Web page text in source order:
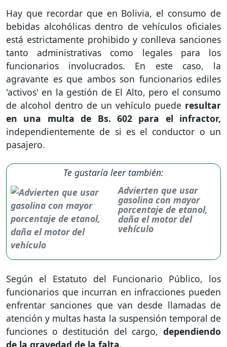
Hay que recordar que en Bolivia, el consumo de
bebidas alcohólicas dentro de vehículos oficiales
está estrictamente prohibido y conlleva sanciones
tanto administrativas como legales para los
funcionarios involucrados. En este caso, la
agravante es que ambos son funcionarios ediles
'activos' en la gestión de El Alto, pero el consumo
de alcohol dentro de un vehículo puede resultar
en una multa de Bs. 602 para el infractor,
independientemente de si es el conductor o un
pasajero.
Te gustaría leer también:
Advierten que usar
gasolina con mayor
porcentaje de etanol,
daña el motor del
vehículo
Según el Estatuto del Funcionario Público, los
funcionarios que incurran en infracciones pueden
enfrentar sanciones que van desde llamadas de
atención y multas hasta la suspensión temporal de
funciones o destitución del cargo, dependiendo
de la gravedad de la falta.